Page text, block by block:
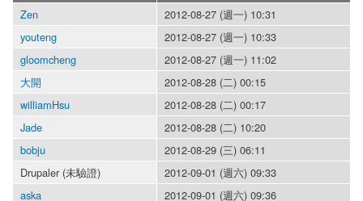
Zen
2012-08-27 (週一) 10:31
youteng
2012-08-27 (週一) 10:33
gloomcheng
2012-08-27 (週一) 11:02
大開
2012-08-28 (二) 00:15
williamHsu
2012-08-28 (二) 00:17
Jade
2012-08-28 (二) 10:20
bobju
2012-08-29 (三) 06:11
Drupaler (未驗證)
2012-09-01 (週六) 09:33
aska
2012-09-01 (週六) 09:36